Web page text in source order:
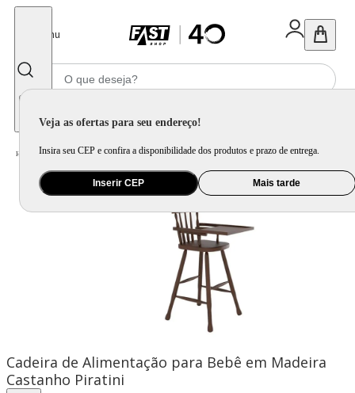
Menu
Veja as ofertas para seu endereço!
Insira seu CEP e confira a disponibilidade dos produtos e prazo de entrega.
Inserir CEP Mais tarde
Home Bebê / Amamentação e Alimentação / Cadeira de Alimentação
Cadeira de Alimentação para Bebê em Madeira
Castanho Piratini